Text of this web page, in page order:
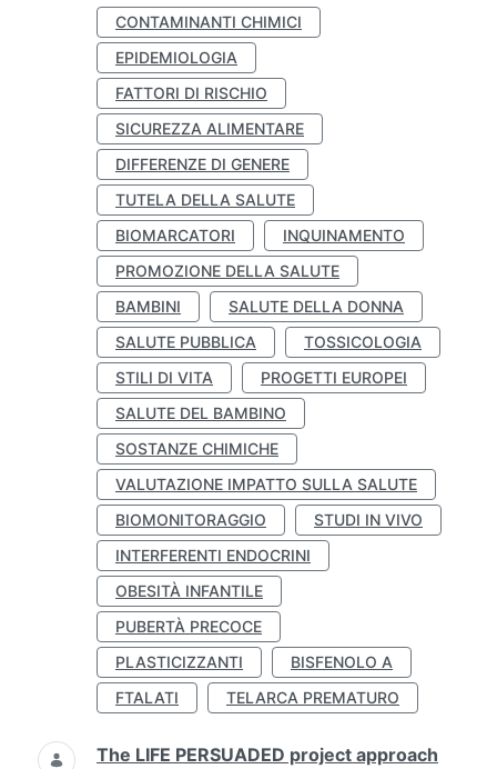
CONTAMINANTI CHIMICI
EPIDEMIOLOGIA
FATTORI DI RISCHIO
SICUREZZA ALIMENTARE
DIFFERENZE DI GENERE
TUTELA DELLA SALUTE
BIOMARCATORI
INQUINAMENTO
PROMOZIONE DELLA SALUTE
BAMBINI
SALUTE DELLA DONNA
SALUTE PUBBLICA
TOSSICOLOGIA
STILI DI VITA
PROGETTI EUROPEI
SALUTE DEL BAMBINO
SOSTANZE CHIMICHE
VALUTAZIONE IMPATTO SULLA SALUTE
BIOMONITORAGGIO
STUDI IN VIVO
INTERFERENTI ENDOCRINI
OBESITÀ INFANTILE
PUBERTÀ PRECOCE
PLASTICIZZANTI
BISFENOLO A
FTALATI
TELARCA PREMATURO
The LIFE PERSUADED project approach